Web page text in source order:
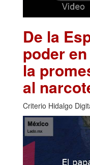
De la
poder
la
al
Criterio Hidalgo